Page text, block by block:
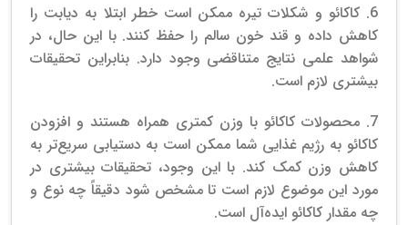
6. کاکائو و شکلات تیره ممکن است خطر ابتلا به دیابت را
کاهش داده و قند خون سالم را حفظ کنند. با این حال، در
شواهد علمی نتایج متناقضی وجود دارد. بنابراین تحقیقات
بیشتری لازم است.
7. محصولات کاکائو با وزن کمتری همراه هستند و افزودن
کاکائو به رژیم غذایی شما ممکن است به دستیابی سریع‌تر به
کاهش وزن کمک کند. با این وجود، تحقیقات بیشتری در
مورد این موضوع لازم است تا مشخص شود دقیقاً چه نوع و
چه مقدار کاکائو ایده‌آل است.